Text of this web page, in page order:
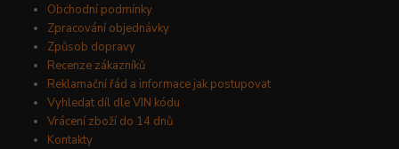
Obchodní podmínky
Zpracování objednávky
Způsob dopravy
Recenze zákazníků
Reklamační řád a informace jak postupovat
Vyhledat díl dle VIN kódu
Vrácení zboží do 14 dnů
Kontakty